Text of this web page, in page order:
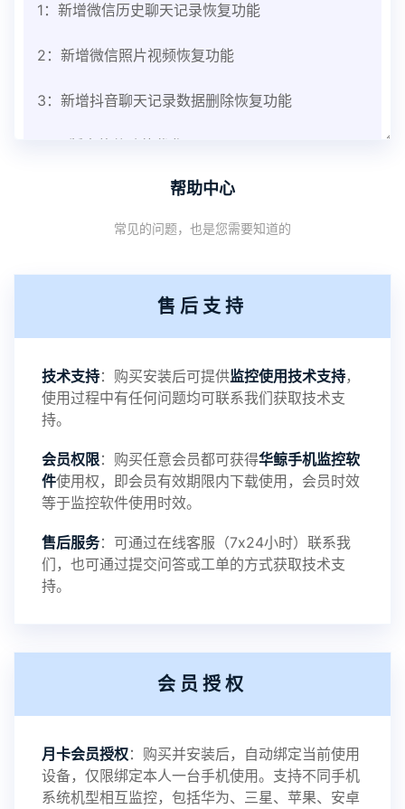
1：新增微信历史聊天记录恢复功能
2：新增微信照片视频恢复功能
3：新增抖音聊天记录数据删除恢复功能
1：优化监控终端从当前监控界面切换其他被控端手
机设备响应慢问题
4：优化离线云储存服务器相册照片文件夹路径问题
5：优化关闭监控后离线设置云储存对方微信聊天记
录文件改为自定义文件名称
提示：
提示1：为避免异常风险情况，传输对方手机数据文
件至本地请先切换代理网络
鲸监控存在的问题与所需的更多功能，华鲸手机监
帮助中心
常见的问题，也是您需要知道的
售后支持
技术支持：购买安装后可提供监控使用技术支持，
使用过程中有任何问题均可联系我们获取技术支
持。
会员权限：购买任意会员都可获得华鲸手机监控软
件使用权，即会员有效期限内下载使用，会员时效
等于监控软件使用时效。
售后服务：可通过在线客服（7x24小时）联系我
们，也可通过提交问答或工单的方式获取技术支
持。
会员授权
月卡会员授权：购买并安装后，自动绑定当前使用
设备，仅限绑定本人一台手机使用。支持不同手机
系统机型相互监控，包括华为、三星、苹果、安卓